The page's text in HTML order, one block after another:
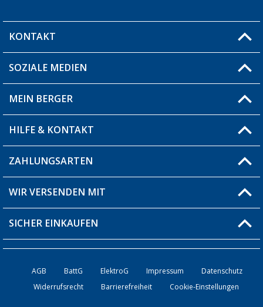
KONTAKT
Du hast eine Frage?
Filiale finden
SOZIALE MEDIEN
MEIN BERGER
Blog
Produkttester
Über uns
HILFE & KONTAKT
Fragen & Antworten / FAQ
Versandinformationen
Bestellstatus
Kontakt
ZAHLUNGSARTEN
WIR VERSENDEN MIT
SICHER EINKAUFEN
AGB BattG ElektroG Impressum
Datenschutz
Widerrufsrecht
Barrierefreiheit Cookie-Einstellungen